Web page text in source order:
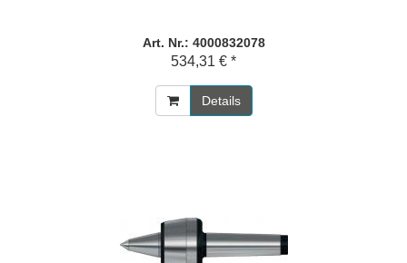
Art. Nr.: 4000832078
534,31 € *
Details